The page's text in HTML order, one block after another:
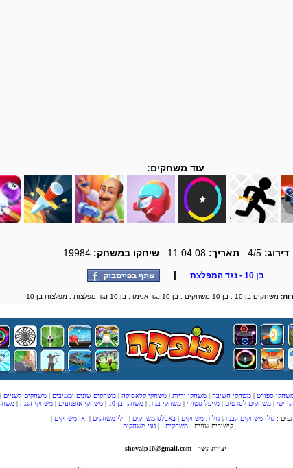
עוד משחקים:
דירוג: 4/5 תאריך:11.04.08 שיחקו במשחק:19984
בן 10 - נגד המפלצת |
משחקים בן 10 , בן 10 משחקים , בן 10 נגד אנימו , בן 10 נגד מפלצות , מפלצות בן 10
ספורט | משחקי חשיבה | משחקי יריות | משחקי קלאסיקה | משחקים שונים ומגניבים | משחקים לשניים |
יטי | משחקים לסרטים | מייפל סטורי | משחקי בנות | משחקי בן 10 | משחקי אופנועים | משחקי הגנה |
:גולי משחקים לבנות|גולות משחקים | באבלס משחקים |זולי משחקים | יאז משחקים |
קישורים שונים :משחקים |גוגי משחקים
יצירת קשר - shovalp10@gmail.com